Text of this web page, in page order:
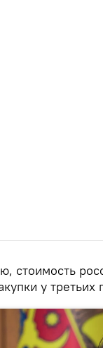
стоимость
у третьих